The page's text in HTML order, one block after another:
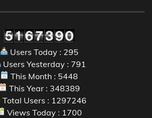
Users Today : 295
Users Yesterday : 791
This Month : 5448
This Year : 348389
Total Users : 1297246
Views Today : 1700